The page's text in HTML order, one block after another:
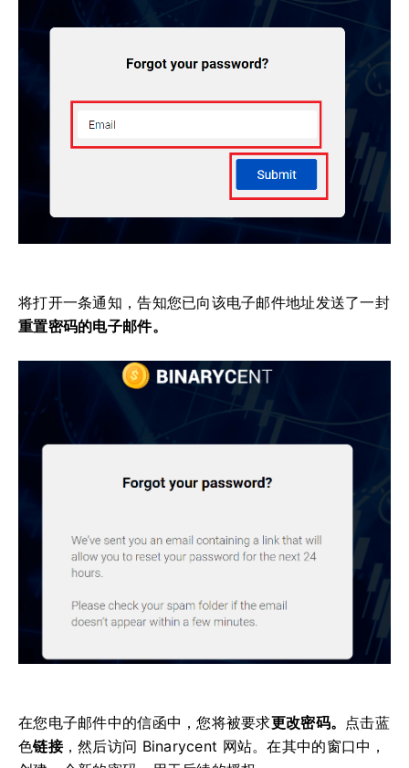
将打开一条通知，告知您已向该电子邮件地址发送了一封
重置密码的电子邮件。
在您电子邮件中的信函中，您将被要求更改密码。 点击蓝
色链接，然后访问 Binarycent 网站。在其中的窗口中，